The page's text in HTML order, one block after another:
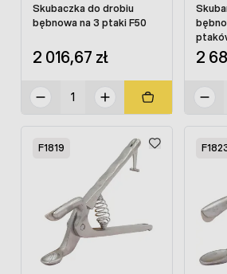
Skubaczka do drobiu
bębnowa na 3 ptaki F50
2 016,67 zł 2
F1819